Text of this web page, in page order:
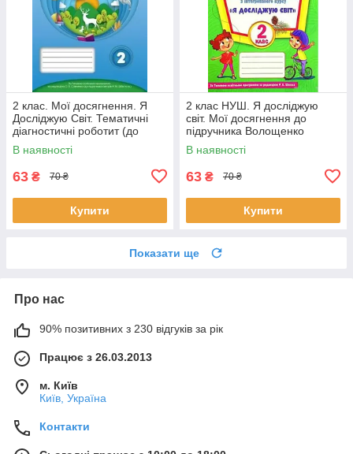
2 клас. Мої досягнення. Я
Досліджую Світ. Тематичні
діагностичні роботит (до
Бібік) (Єременко О.В.), Оріон
В наявності
63 ₴ 70 ₴
Купити
2 клас НУШ. Я досліджую
світ. Мої досягнення до
підручника Волощенко
(Глухенька Л.М.), Оріон
В наявності
63 ₴ 70 ₴
Купити
Показати ще
Про нас
90% позитивних з 230 відгуків за рік
Працює з 26.03.2013
м. Київ
Київ, Україна
Контакти